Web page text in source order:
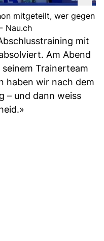
mitgeteilt, wer gegen
Nau.ch
mit
Am Abend
Trainerteam
haben wir nach dem
– und dann weiss